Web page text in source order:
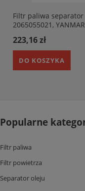
Filtr paliwa separator
2065055021,
223,16 zł
DO KOSZYKA
Popularne
Filtr paliwa
Filtr powietrza
Separator oleju